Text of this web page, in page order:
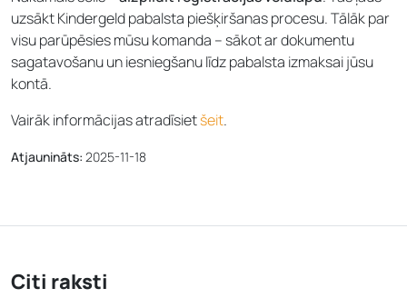
uzsākt Kindergeld pabalsta piešķiršanas procesu. Tālāk par
visu parūpēsies mūsu komanda – sākot ar dokumentu
sagatavošanu un iesniegšanu līdz pabalsta izmaksai jūsu
kontā.
Vairāk informācijas atradīsietšeit.
Atjaunināts: 2025-11-18
Citi raksti